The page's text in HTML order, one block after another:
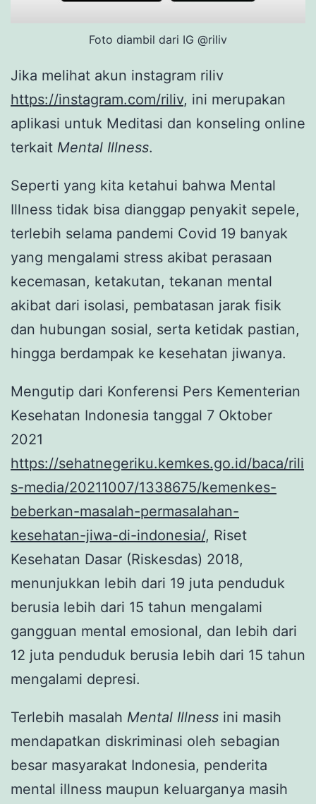
Foto diambil dari IG @riliv
Jika melihat akun instagram riliv
https://instagram.com/riliv, ini merupakan
aplikasi untuk Meditasi dan konseling online
terkait Mental Illness.
Seperti yang kita ketahui bahwa Mental
Illness tidak bisa dianggap penyakit sepele,
terlebih selama pandemi Covid 19 banyak
yang mengalami stress akibat perasaan
kecemasan, ketakutan, tekanan mental
akibat dari isolasi, pembatasan jarak fisik
dan hubungan sosial, serta ketidak pastian,
hingga berdampak ke kesehatan jiwanya.
Mengutip dari Konferensi Pers Kementerian
Kesehatan Indonesia tanggal 7 Oktober
2021
https://sehatnegeriku.kemkes.go.id/baca/rili
s-media/20211007/1338675/kemenkes-
beberkan-masalah-permasalahan-
kesehatan-jiwa-di-indonesia/, Riset
Kesehatan Dasar (Riskesdas) 2018,
menunjukkan lebih dari 19 juta penduduk
berusia lebih dari 15 tahun mengalami
gangguan mental emosional, dan lebih dari
12 juta penduduk berusia lebih dari 15 tahun
mengalami depresi.
Terlebih masalah Mental Illness ini masih
mendapatkan diskriminasi oleh sebagian
besar masyarakat Indonesia, penderita
mental illness maupun keluarganya masih